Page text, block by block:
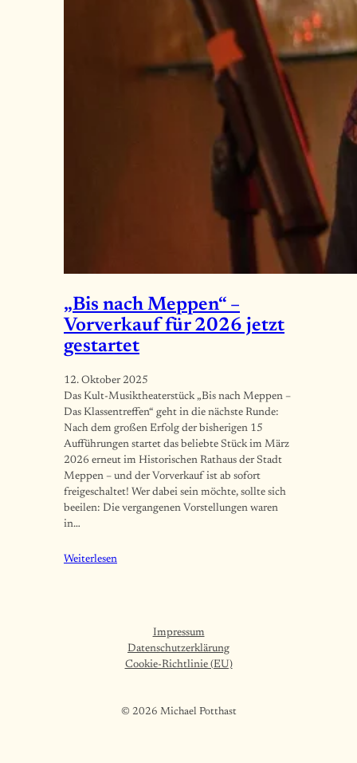
„Bis nach Meppen“ –
Vorverkauf für 2026 jetzt
gestartet
12. Oktober 2025
Das Kult-Musiktheaterstück „Bis nach Meppen –
Das Klassentreffen“ geht in die nächste Runde:
Nach dem großen Erfolg der bisherigen 15
Aufführungen startet das beliebte Stück im März
2026 erneut im Historischen Rathaus der Stadt
Meppen – und der Vorverkauf ist ab sofort
freigeschaltet! Wer dabei sein möchte, sollte sich
beeilen: Die vergangenen Vorstellungen waren
in…
Weiterlesen
Impressum
Datenschutzerklärung
Cookie-Richtlinie (EU)
© 2026 Michael Potthast